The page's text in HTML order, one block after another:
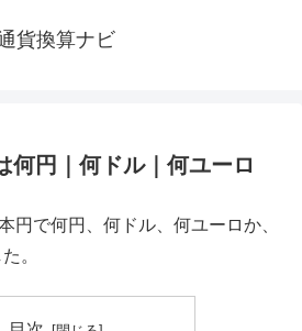
貨換算ナビ
何円｜何ドル｜何ユーロ
円で何円、何ドル、何ユーロか、
。